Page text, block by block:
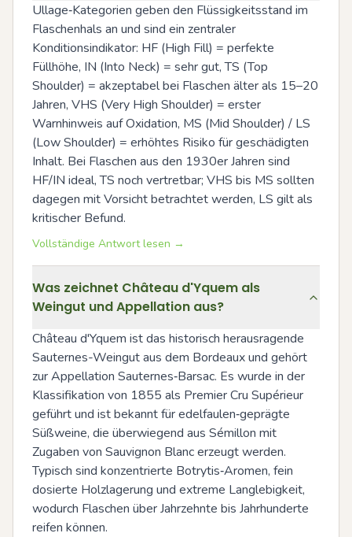
Ullage‑Kategorien geben den Flüssigkeitsstand im
Flaschenhals an und sind ein zentraler
Konditionsindikator: HF (High Fill) = perfekte
Füllhöhe, IN (Into Neck) = sehr gut, TS (Top
Shoulder) = akzeptabel bei Flaschen älter als 15–20
Jahren, VHS (Very High Shoulder) = erster
Warnhinweis auf Oxidation, MS (Mid Shoulder) / LS
(Low Shoulder) = erhöhtes Risiko für geschädigten
Inhalt. Bei Flaschen aus den 1930er Jahren sind
HF/IN ideal, TS noch vertretbar; VHS bis MS sollten
dagegen mit Vorsicht betrachtet werden, LS gilt als
kritischer Befund.
Vollständige Antwort lesen →
Was zeichnet Château d'Yquem als
Weingut und Appellation aus?
Château d'Yquem ist das historisch herausragende
Sauternes-Weingut aus dem Bordeaux und gehört
zur Appellation Sauternes‑Barsac. Es wurde in der
Klassifikation von 1855 als Premier Cru Supérieur
geführt und ist bekannt für edelfaulen‑geprägte
Süßweine, die überwiegend aus Sémillon mit
Zugaben von Sauvignon Blanc erzeugt werden.
Typisch sind konzentrierte Botrytis‑Aromen, fein
dosierte Holzlagerung und extreme Langlebigkeit,
wodurch Flaschen über Jahrzehnte bis Jahrhunderte
reifen können.